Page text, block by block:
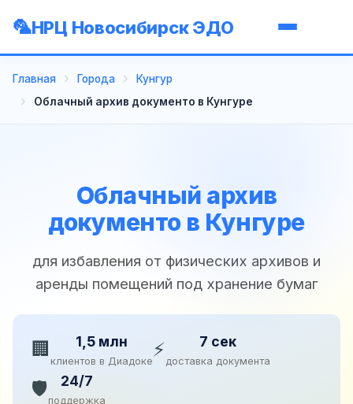
НРЦ Новосибирск ЭДО
Главная Города
Кунгур
Облачный архив документо в Кунгуре
Облачный архив
документо в Кунгуре
для избавления от физических архивов и
аренды помещений под хранение бумаг
🏢 1,5 млн
клиентов в Диадоке⚡ 7 сек
доставка документа
🛡️ 24/7
поддержка